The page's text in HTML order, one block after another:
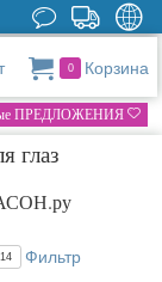
0 Корзина
ПРЕДЛОЖЕНИЯ
глаз
14 Фильтр